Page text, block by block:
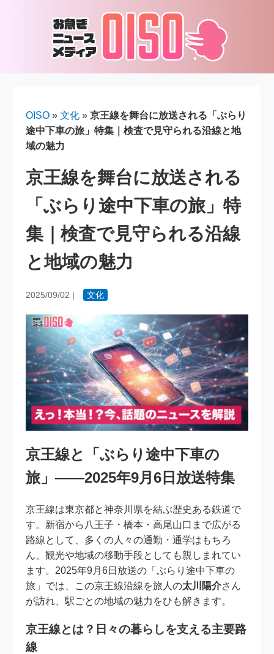
OISO »文化 »京王線を舞台に放送される「ぶらり
途中下車の旅」特集｜検査で見守られる沿線と地
域の魅力
京王線を舞台に放送される
「ぶらり途中下車の旅」特
集｜検査で見守られる沿線
と地域の魅力
2025/09/02 | 文化
京王線と「ぶらり途中下車の
旅」――2025年9月6日放送特集
京王線は東京都と神奈川県を結ぶ歴史ある鉄道で
す。新宿から八王子・橋本・高尾山口まで広がる
路線として、多くの人々の通勤・通学はもちろ
ん、観光や地域の移動手段としても親しまれてい
ます。2025年9月6日放送の「ぶらり途中下車の
旅」では、この京王線沿線を旅人の太川陽介さん
が訪れ、駅ごとの地域の魅力をひも解きます。
京王線とは？日々の暮らしを支える主要路
線